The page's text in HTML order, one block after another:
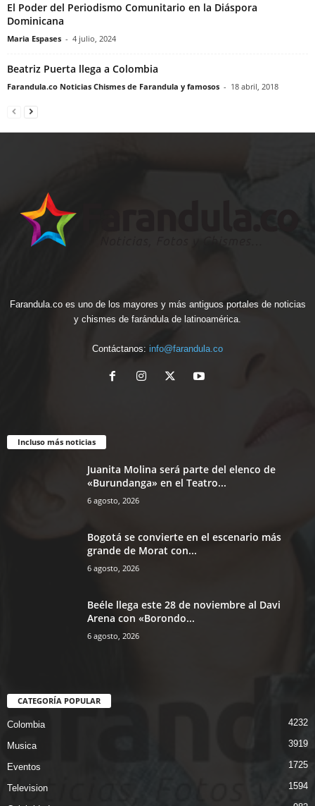
El Poder del Periodismo Comunitario en la Diáspora
Dominicana
Maria Espases - 4 julio, 2024
Beatriz Puerta llega a Colombia
Farandula.co Noticias Chismes de Farandula y famosos - 18 abril, 2018
Farandula.co es uno de los mayores y más antiguos portales de noticias
y chismes de farándula de latinoamérica.
Contáctanos: info@farandula.co
Incluso más noticias
Juanita Molina será parte del elenco de
«Burundanga» en el Teatro...
6 agosto, 2026
Bogotá se convierte en el escenario más
grande de Morat con...
6 agosto, 2026
Beéle llega este 28 de noviembre al Davi
Arena con «Borondo...
6 agosto, 2026
CATEGORÍA POPULAR
Colombia 4232
Musica 3919
Eventos 1725
Television 1594